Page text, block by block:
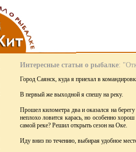
Интересные статьи о рыбалке:
Город Саянск, куда я приехал в
В первый же выходной я спешу на реку.
Прошел километра два и оказался на
неплохо ловится карась, но особенно
самой реке? Решил открыть сезон на Оке.
Иду вниз по течению, выбирая удобное